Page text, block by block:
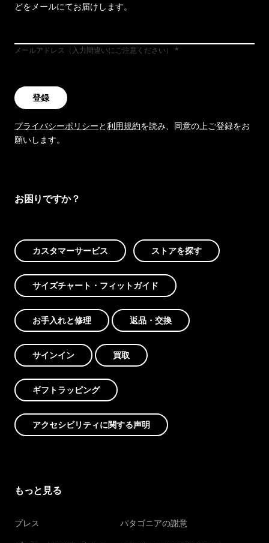
どをメールにてお届けします。
メールアドレス（入力間違いにご注意ください）
登録
プライバシーポリシーと利用規約を読み、同意の上ご登録をお
願いします。
お困りですか？
カスタマーサービス ストアを探す
サイズチャート・フィットガイド
お手入れと修理 返品・交換
サインイン 買取
ギフトラッピング
アクセシビリティに関する声明
もっと見る
プレス パタゴニアの謝意